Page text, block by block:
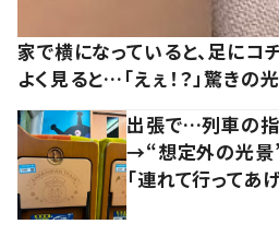
家で横になっていると、足にコ
よく見ると…「えぇ！？」驚きの
出張で…列車の
→“想定外の光景”
「連れて行ってあ